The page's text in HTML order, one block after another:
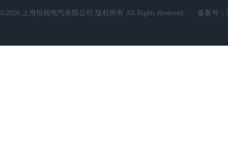
©2026 上海恒税电气有限公司 版权所有 All Rights Reserved. 备案号：